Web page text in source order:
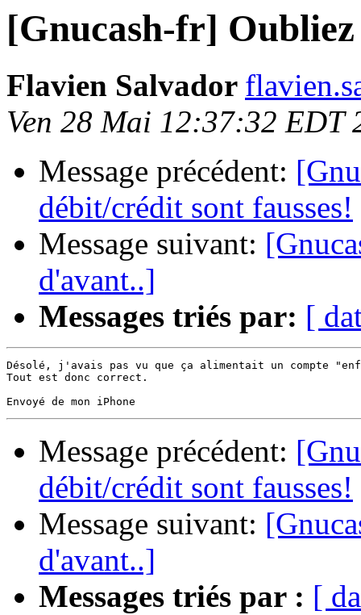
[Gnucash-fr]
Flavien Salvador
Ven 28 Mai 12:37:32 EDT
Message précédent:
débit/crédit sont fausses!
Message suivant:
d'avant..]
Messages triés par: [
Désolé, j'avais pas vu que ça alimentait un compte
Tout est donc correct.
Message précédent:
débit/crédit sont fausses!
Message suivant:
d'avant..]
Messages triés par : [